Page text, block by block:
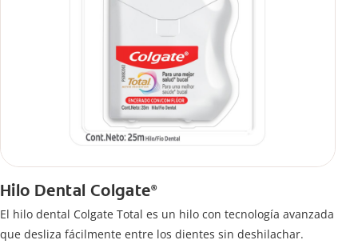
Hilo Dental Colgate®
El hilo dental Colgate Total es un hilo con tecnología avanzada
que desliza fácilmente entre los dientes sin deshilachar.